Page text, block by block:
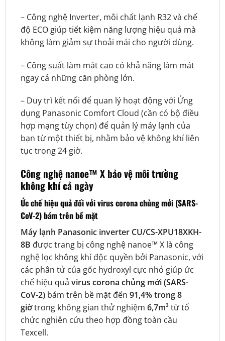
– Công nghệ Inverter, môi chất lạnh R32 và chế
độ ECO giúp tiết kiệm năng lượng hiệu quả mà
không làm giảm sự thoải mái cho người dùng.
– Công suất làm mát cao có khả năng làm mát
ngay cả những căn phòng lớn.
– Duy trì kết nối để quan lý hoạt động với Ứng
dụng Panasonic Comfort Cloud (cần có bộ điều
hợp mạng tùy chọn) để quản lý máy lạnh của
bạn từ một thiết bị, nhằm bảo vệ không khí liên
tục trong 24 giờ.
Công nghệ nanoe™ X bảo vệ môi trường
không khí cả ngày
Ức chế hiệu quả đối với virus corona chủng mới (SARS-
CoV-2) bám trên bề mặt
Máy lạnh Panasonic inverter CU/CS-XPU18XKH-
8B được trang bị công nghệ nanoe™ X là công
nghệ lọc không khí độc quyền bởi Panasonic, với
các phân tử của gốc hydroxyl cực nhỏ giúp ức
chế hiệu quả virus corona chủng mới (SARS-
CoV-2)bám trên bề mặt đến 91,4%trong 8
giờtrong không gian thử nghiệm 6,7m³từ tổ
chức nghiên cứu theo hợp đồng toàn cầu
Texcell.